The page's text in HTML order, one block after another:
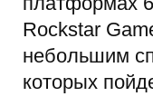
Rockstar
небольшим
которых